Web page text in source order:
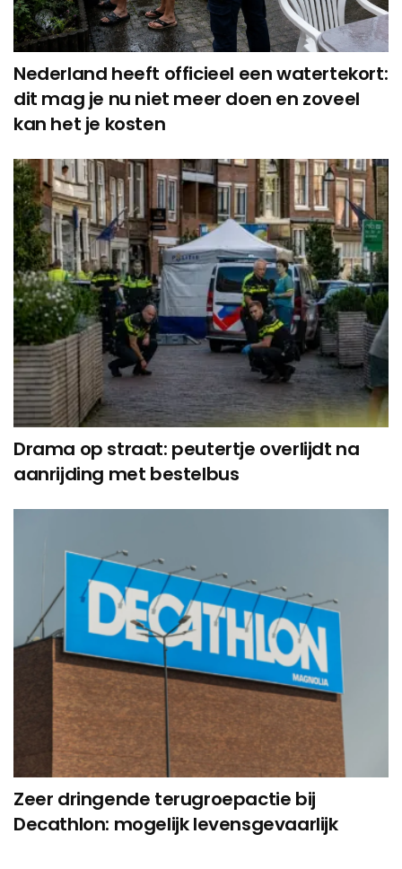
Nederland heeft officieel een watertekort:
dit mag je nu niet meer doen en zoveel
kan het je kosten
Drama op straat: peutertje overlijdt na
aanrijding met bestelbus
Zeer dringende terugroepactie bij
Decathlon: mogelijk levensgevaarlijk